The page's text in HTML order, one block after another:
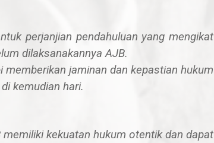
perjanjian pendahuluan yang mengikat
dilaksanakannya AJB.
memberikan jaminan dan kepastian hukum
kemudian hari.
memiliki kekuatan hukum otentik dan dapat